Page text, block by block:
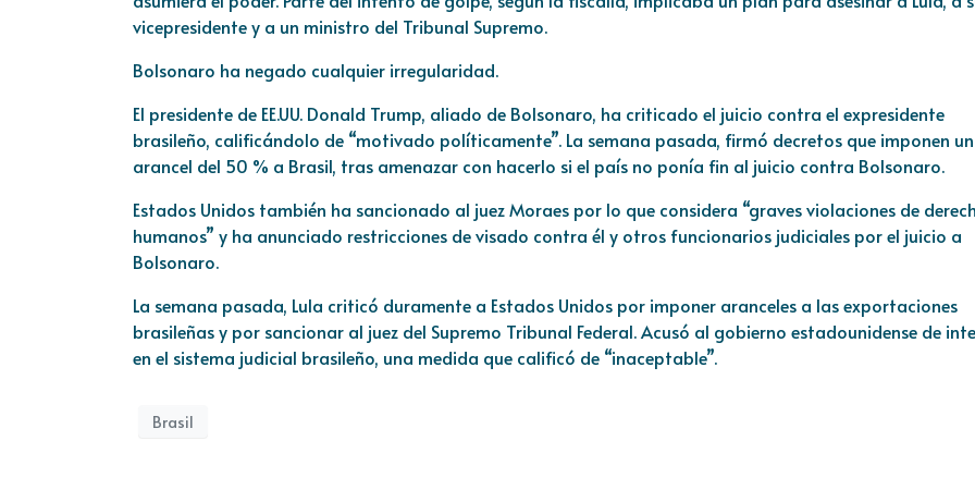
vicepresidente y a un ministro del Tribunal Supremo.
Bolsonaro ha negado cualquier irregularidad.
El presidente de EE.UU. Donald Trump, aliado de Bolsonaro, ha criticado el juicio contra el expresidente
brasileño, calificándolo de “motivado políticamente”. La semana pasada, firmó decretos que imponen un
arancel del 50 % a Brasil, tras amenazar con hacerlo si el país no ponía fin al juicio contra Bolsonaro.
Estados Unidos también ha sancionado al juez Moraes por lo que considera “graves violaciones de
humanos” y ha anunciado restricciones de visado contra él y otros funcionarios judiciales por el juicio a
Bolsonaro.
La semana pasada, Lula criticó duramente a Estados Unidos por imponer aranceles a las exportaciones
brasileñas y por sancionar al juez del Supremo Tribunal Federal. Acusó al gobierno estadounidense de
en el sistema judicial brasileño, una medida que calificó de “inaceptable”.
Brasil